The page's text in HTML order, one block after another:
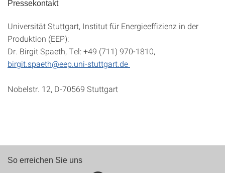
Pressekontakt
Universität Stuttgart, Institut für Energieeffizienz in der
Produktion (EEP):
Dr. Birgit Spaeth, Tel: +49 (711) 970-1810,
birgit.spaeth@eep.uni-stuttgart.de
Nobelstr. 12, D-70569 Stuttgart
So erreichen Sie uns